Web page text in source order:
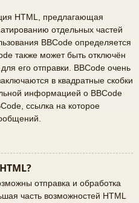
HTML, предлагающая
отдельных частей
BBCode определяется
также может быть отключён
его отправки. BBCode очень
в квадратные скобки
информацией о BBCode
ссылка на которое
отправка и обработка
часть возможностей HTML